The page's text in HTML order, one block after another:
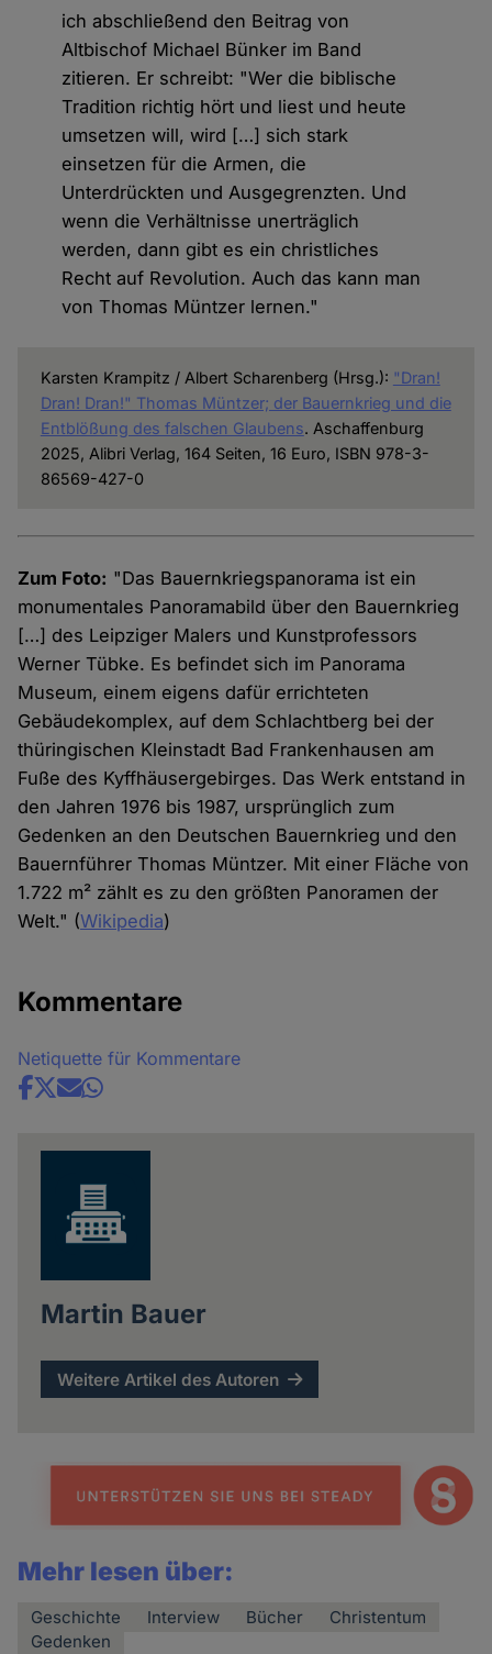
ich abschließend den Beitrag von
Altbischof Michael Bünker im Band
zitieren. Er schreibt: "Wer die biblische
Tradition richtig hört und liest und heute
umsetzen will, wird […] sich stark
einsetzen für die Armen, die
Unterdrückten und Ausgegrenzten. Und
wenn die Verhältnisse unerträglich
werden, dann gibt es ein christliches
Recht auf Revolution. Auch das kann man
von Thomas Müntzer lernen."
Karsten Krampitz / Albert Scharenberg (Hrsg.): "Dran!
Dran! Dran!" Thomas Müntzer; der Bauernkrieg und die
Entblößung des falschen Glaubens. Aschaffenburg
2025, Alibri Verlag, 164 Seiten, 16 Euro, ISBN 978-3-
86569-427-0
Zum Foto: "Das Bauernkriegspanorama ist ein
monumentales Panoramabild über den Bauernkrieg
[…] des Leipziger Malers und Kunstprofessors
Werner Tübke. Es befindet sich im Panorama
Museum, einem eigens dafür errichteten
Gebäudekomplex, auf dem Schlachtberg bei der
thüringischen Kleinstadt Bad Frankenhausen am
Fuße des Kyffhäusergebirges. Das Werk entstand in
den Jahren 1976 bis 1987, ursprünglich zum
Gedenken an den Deutschen Bauernkrieg und den
Bauernführer Thomas Müntzer. Mit einer Fläche von
1.722 m² zählt es zu den größten Panoramen der
Welt." (Wikipedia)
Kommentare
Netiquette für Kommentare
Share
Martin Bauer
Weitere Artikel des Autoren
Mehr lesen über:
Geschichte Interview Bücher
Christentum
Gedenken